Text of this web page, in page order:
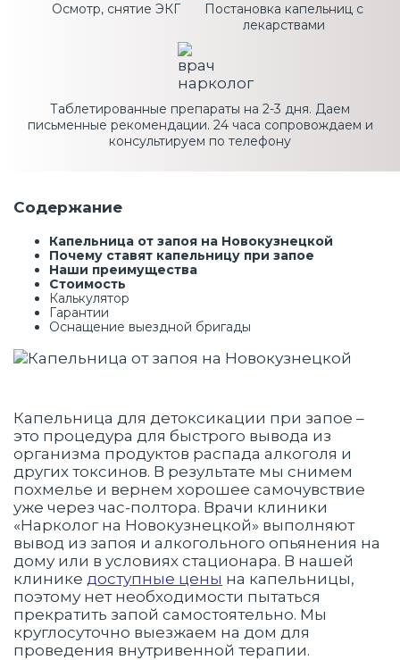
Осмотр, снятие ЭКГ
Постановка капельниц с
лекарствами
Таблетированные препараты на 2-3 дня. Даем
письменные рекомендации. 24 часа сопровождаем и
консультируем по телефону
Содержание
Капельница от запоя на Новокузнецкой
Почему ставят капельницу при запое
Наши преимущества
Стоимость
Калькулятор
Гарантии
Оснащение выездной бригады
Капельница для детоксикации при запое –
это процедура для быстрого вывода из
организма продуктов распада алкоголя и
других токсинов. В результате мы снимем
похмелье и вернем хорошее самочувствие
уже через час-полтора. Врачи клиники
«Нарколог на Новокузнецкой» выполняют
вывод из запоя и алкогольного опьянения на
дому или в условиях стационара. В нашей
клинике доступные цены на капельницы,
поэтому нет необходимости пытаться
прекратить запой самостоятельно. Мы
круглосуточно выезжаем на дом для
проведения внутривенной терапии.